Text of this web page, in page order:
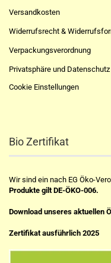
Versandkosten
Widerrufsrecht &
Verpackungsverordnung
Privatsphäre und Datenschutz
Cookie Einstellungen
Bio Zertifikat
Wir sind ein nach EG Öko-
Produkte gilt DE-ÖKO-006.
Download unseres aktuellen
Zertifikat ausführlich 2025